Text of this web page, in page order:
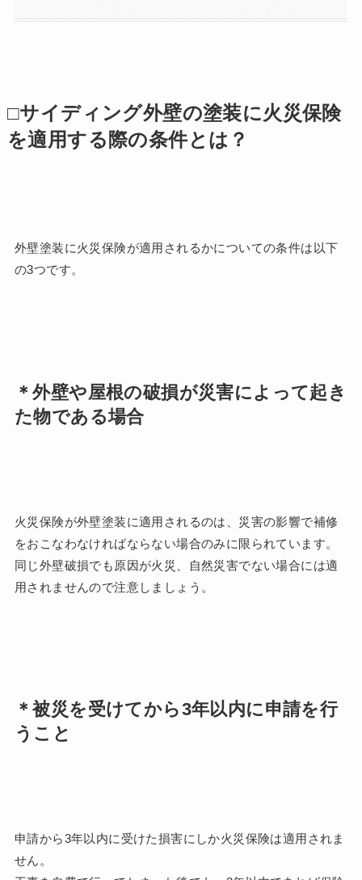
□サイディング外壁の塗装に火災保険
を適用する際の条件とは？
外壁塗装に火災保険が適用されるかについての条件は以下
の3つです。
＊外壁や屋根の破損が災害によって起き
た物である場合
火災保険が外壁塗装に適用されるのは、災害の影響で補修
をおこなわなければならない場合のみに限られています。
同じ外壁破損でも原因が火災、自然災害でない場合には適
用されませんので注意しましょう。
＊被災を受けてから3年以内に申請を行
うこと
申請から3年以内に受けた損害にしか火災保険は適用されま
せん。